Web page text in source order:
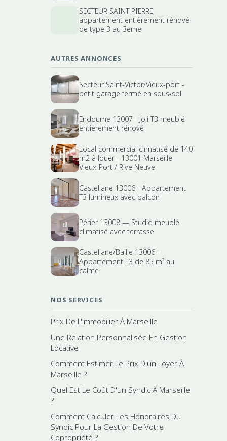
SECTEUR SAINT PIERRE,
appartement entièrement rénové
de type 3 au 3eme
AUTRES ANNONCES
Secteur Saint-Victor/Vieux-port -
petit garage fermé en sous-sol
Endoume 13007 - Joli T3 meublé
entièrement rénové
Local commercial climatisé de 140
m2 à louer - 13001 Marseille
Vieux-Port / Rive Neuve
Castellane 13006 - Appartement
T3 lumineux avec balcon
Périer 13008 — Studio meublé
climatisé avec terrasse
Castellane/Baille 13006 -
Appartement T3 de 85 m² au
calme
NOS SERVICES
Prix De L'immobilier À Marseille
Une Relation Personnalisée En Gestion
Locative
Comment Estimer Le Prix D'un Loyer À
Marseille ?
Quel Est Le Coût D'un Syndic À Marseille
?
Comment Calculer Les Honoraires Du
Syndic Pour La Gestion De Votre
Copropriété ?